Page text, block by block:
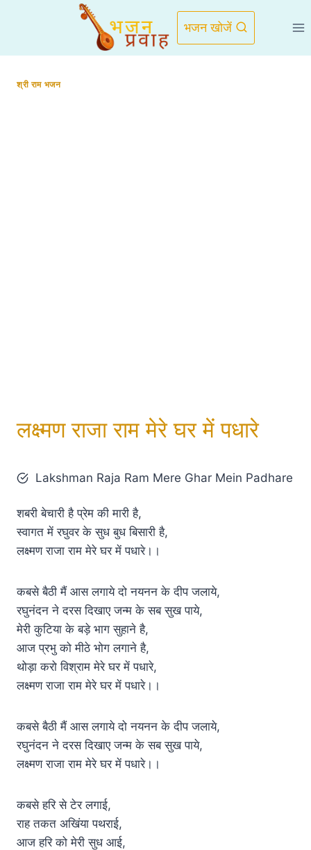
भजन खोजें
श्री राम भजन
लक्ष्मण राजा राम मेरे घर में पधारे
Lakshman Raja Ram Mere Ghar Mein Padhare
शबरी बेचारी है प्रेम की मारी है,
स्वागत में रघुवर के सुध बुध बिसारी है,
लक्ष्मण राजा राम मेरे घर में पधारे।।
कबसे बैठी मैं आस लगाये दो नयनन के दीप जलाये,
रघुनंदन ने दरस दिखाए जन्म के सब सुख पाये,
मेरी कुटिया के बड़े भाग सुहाने है,
आज प्रभु को मीठे भोग लगाने है,
थोड़ा करो विश्राम मेरे घर में पधारे,
लक्ष्मण राजा राम मेरे घर में पधारे।।
कबसे बैठी मैं आस लगाये दो नयनन के दीप जलाये,
रघुनंदन ने दरस दिखाए जन्म के सब सुख पाये,
लक्ष्मण राजा राम मेरे घर में पधारे।।
कबसे हरि से टेर लगाई,
राह तकत अखिंया पथराई,
आज हरि को मेरी सुध आई,